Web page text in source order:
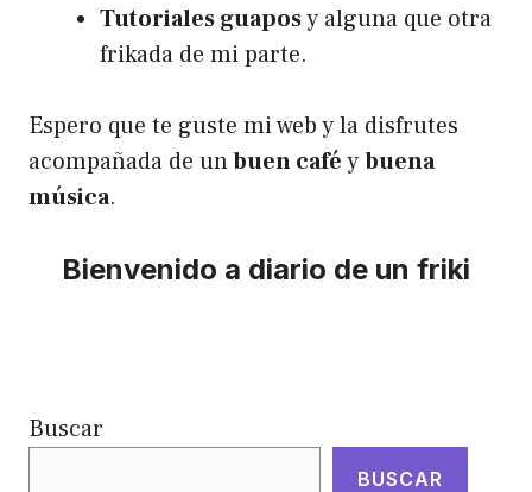
Tutoriales guaposy alguna que otra
frikada de mi parte.
Espero que te guste mi web y la disfrutes
acompañada de unbuen caféybuena
música.
Bienvenido a diario de un friki
Buscar
BUSCAR